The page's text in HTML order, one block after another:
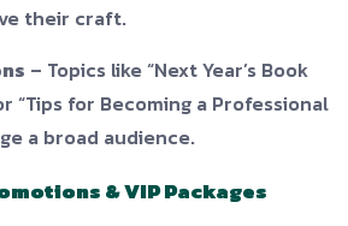
their craft.
– Topics like “Next Year’s Book
“Tips for Becoming a Professional
a broad audience.
& VIP Packages